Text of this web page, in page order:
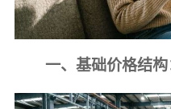
一、基础价格结